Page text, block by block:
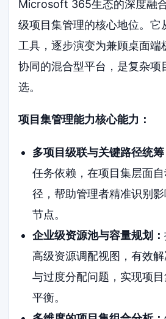
Microsoft 365生态的深度融
级项目集管理的核心地位。它
工具，逐步演变为兼顾桌面端
协同的混合型平台，是复杂项
选。
项目集管理能力核心能力：
多项目级联与关键路径统筹
任务依赖，在项目集层面
径，帮助管理者精准识别
节点。
企业级资源池与容量规划：
高级资源调配视图，有效
与过度分配问题，实现项
平衡。